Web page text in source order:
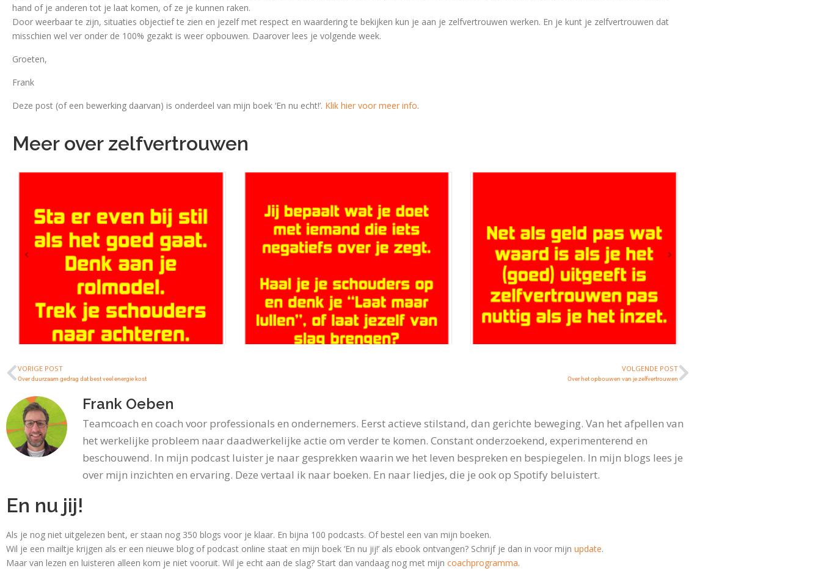
hand of je anderen tot je laat komen, of ze je kunnen raken.
Door weerbaar te zijn, situaties objectief te zien en jezelf met respect en waardering te bekijken kun je aan je zelfvertrouwen werken. En je kunt je zelfvertrouwen dat
misschien wel ver onder de 100% gezakt is weer opbouwen. Daarover lees je volgende week.
Groeten,
Frank
Deze post (of een bewerking daarvan) is onderdeel van mijn boek ‘En nu echt!’. Klik hier voor meer info.
Meer over zelfvertrouwen
Over het opbouwen van je
zelfvertrouwen
Vorige week las je over wat zelfvertrouwen is
en hoe...
Je bent zelf verantwoordelijk voor je
zelfvertrouwen. Je kunt het...
Lees meer
21 oktober 2018
De afgelopen weken heb ik je verteld wat
zelfvertrouwen is,...
28 oktober 2018
VORIGE POST
Over duurzaam gedrag dat best veel energie kost
VOLGENDE POST
Over het opbouwen van je zelfvertrouwen
Frank Oeben
Teamcoach en coach voor professionals en ondernemers. Eerst actieve stilstand, dan gerichte beweging. Van het afpellen van
het werkelijke probleem naar daadwerkelijke actie om verder te komen. Constant onderzoekend, experimenterend en
beschouwend. In mijn podcast luister je naar gesprekken waarin we het leven bespreken en bespiegelen. In mijn blogs lees je
over mijn inzichten en ervaring. Deze vertaal ik naar boeken. En naar liedjes, die je ook op Spotify beluistert.
En nu jij!
Als je nog niet uitgelezen bent, er staan nog 350 blogs voor je klaar. En bijna 100 podcasts. Of bestel een van mijn boeken.
Wil je een mailtje krijgen als er een nieuwe blog of podcast online staat en mijn boek ‘En nu jij!’ als ebook ontvangen? Schrijf je dan in voor mijn update.
Maar van lezen en luisteren alleen kom je niet vooruit. Wil je echt aan de slag? Start dan vandaag nog met mijn coachprogramma.